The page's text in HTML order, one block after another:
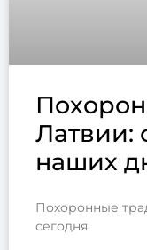
Латвии:
наших
Похоронные
сегодня